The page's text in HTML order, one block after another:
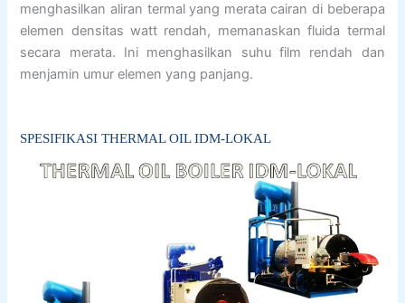
menghasilkan aliran termal yang merata cairan di beberapa
elemen densitas watt rendah, memanaskan fluida termal
secara merata. Ini menghasilkan suhu film rendah dan
menjamin umur elemen yang panjang.
SPESIFIKASI THERMAL OIL IDM-LOKAL